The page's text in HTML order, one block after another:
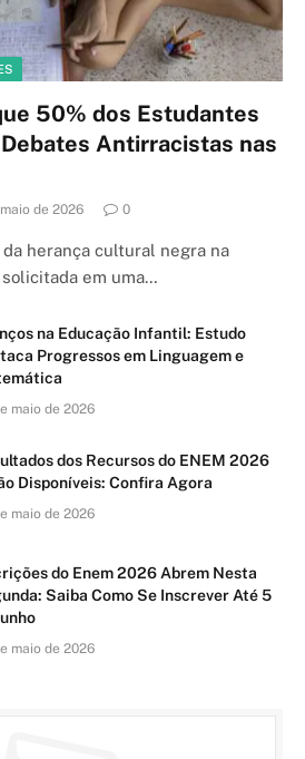
50% dos Estudantes
Antirracistas nas
de 2026 0
herança cultural negra na
solicitada em uma…
na Educação Infantil: Estudo
Progressos em Linguagem e
maio de 2026
dos Recursos do ENEM 2026
Disponíveis: Confira Agora
maio de 2026
do Enem 2026 Abrem Nesta
Saiba Como Se Inscrever Até 5
maio de 2026